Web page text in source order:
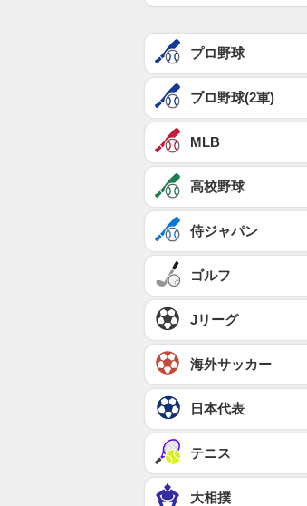
プロ野球
プロ野球(2軍)
MLB
高校野球
侍ジャパン
ゴルフ
Jリーグ
海外サッカー
日本代表
テニス
大相撲